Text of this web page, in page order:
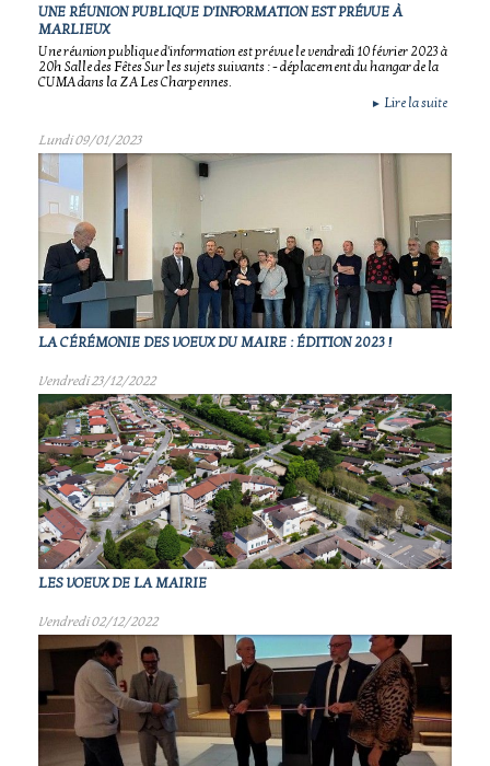
UNE RÉUNION PUBLIQUE D'INFORMATION EST PRÉVUE À
MARLIEUX
Une réunion publique d'information est prévue le vendredi 10 février 2023 à
20h Salle des Fêtes Sur les sujets suivants : - déplacement du hangar de la
CUMA dans la ZA Les Charpennes.
► Lire la suite
Lundi 09/01/2023
LA CÉRÉMONIE DES VOEUX DU MAIRE : ÉDITION 2023 !
Vendredi 23/12/2022
LES VOEUX DE LA MAIRIE
Vendredi 02/12/2022